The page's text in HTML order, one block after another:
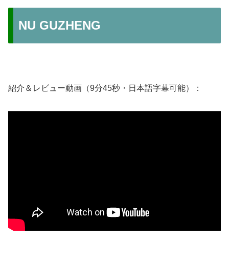
NU GUZHENG
紹介＆レビュー動画（9分45秒・日本語字幕可能）：